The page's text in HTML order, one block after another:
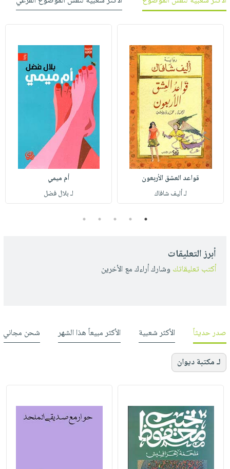
قواعد العشق الأربعون
لـ أليف شافاك
أم ميمي
لـ بلال فضل
1
2
3
4
5
أبرز التعليقات
أكتب تعليقاتك وشارك أراءك مع الأخرين
صدر حديثاً الأكثر شعبية الأكثر مبيعاً هذا الشهر شحن مجاني
لـ مكتبة ديوان